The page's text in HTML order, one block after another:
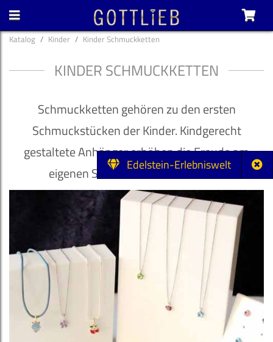
Edelstein-Erlebniswelt
Katalog Kinder Kinder Schmuckketten
KINDER SCHMUCKKETTEN
Schmuckketten gehören zu den ersten
Schmuckstücken der Kinder. Kindgerecht
gestaltete Anhänger erhöhen die Freude am
eigenen Schmuck bei Ihren Lieben.